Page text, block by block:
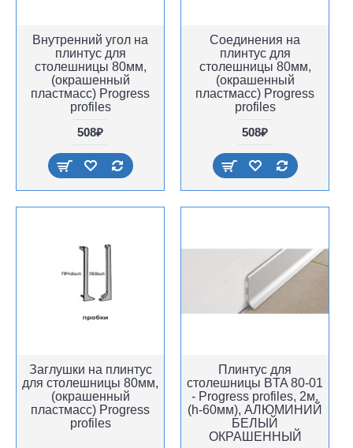
Внутренний угол на
плинтус для
столешницы 80мм,
(окрашенный
пластмасс) Progress
profiles
508₽
Соединения на
плинтус для
столешницы 80мм,
(окрашенный
пластмасс) Progress
profiles
508₽
Заглушки на плинтус
для столешницы 80мм,
(окрашенный
пластмасс) Progress
profiles
Плинтус для
столешницы BTA 80-01
- Progress profiles, 2м,
(h-60мм), АЛЮМИНИЙ
БЕЛЫЙ
ОКРАШЕННЫЙ